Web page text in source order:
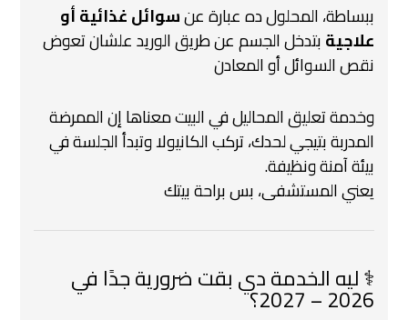
ببساطة، المحلول ده عبارة عنسوائل غذائية أو
علاجيةبتدخل الجسم عن طريق الوريد علشان تعوض
نقص السوائل أو المعادن
وخدمة تعليق المحاليل في البيت معناها إن الممرضة
المدربة بتيجي لحدك، تركب الكانيولا وتبدأ الجلسة في
بيئة آمنة ونظيفة.
يعني المستشفى، بس براحة بيتك
⚕️ ليه الخدمة دي بقت ضرورية جدًا في
2026 – 2027؟